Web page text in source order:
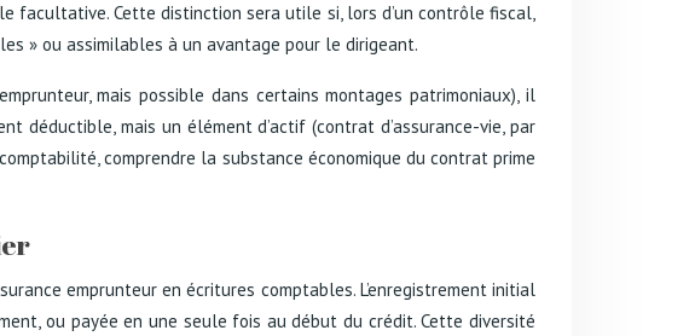
facultative. Cette distinction sera utile si, lors d’un contrôle fiscal,
» ou assimilables à un avantage pour le dirigeant.
mais possible dans certains montages patrimoniaux), il
déductible, mais un élément d’actif (contrat d’assurance-vie, par
comprendre la substance économique du contrat prime
emprunteur en écritures comptables. L’enregistrement initial
ou payée en une seule fois au début du crédit. Cette diversité